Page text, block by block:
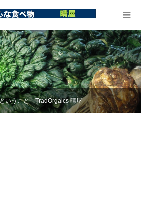
いうこと TradOrgaics 晴屋